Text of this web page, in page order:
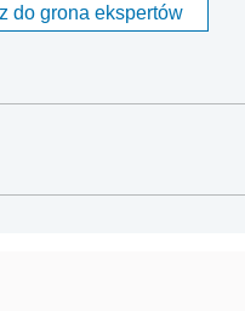
do grona ekspertów